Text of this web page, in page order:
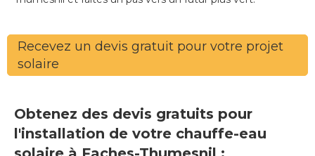
Recevez un devis gratuit pour votre projet
solaire
Obtenez des devis gratuits pour
l'installation de votre chauffe-eau